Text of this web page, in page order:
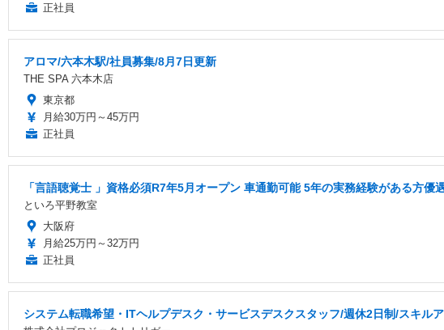
正社員
アロマ/六本木駅/社員募集/8月7日更新
THE SPA 六本木店
東京都
月給30万円～45万円
正社員
「言語聴覚士 」資格必須R7年5月オープン 車通勤可能 5年の実務経験がある方
といろ平野教室
大阪府
月給25万円～32万円
正社員
システム転職希望・ITヘルプデスク・サービスデスクスタッフ/週休2日制/スキル